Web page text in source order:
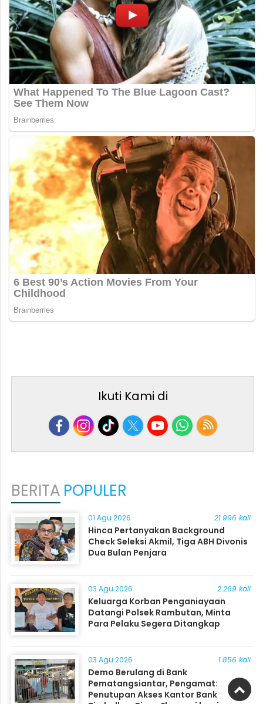
Ikuti Kami di
BERITA POPULER
01 Agu 2026 21.996 kali
Hinca Pertanyakan Background
Check Seleksi Akmil, Tiga ABH Divonis
Dua Bulan Penjara
03 Agu 2026 2.269 kali
Keluarga Korban Penganiayaan
Datangi Polsek Rambutan, Minta
Para Pelaku Segera Ditangkap
03 Agu 2026 1.856 kali
Demo Berulang di Bank
Pematangsiantar, Pengamat:
Penutupan Akses Kantor Bank